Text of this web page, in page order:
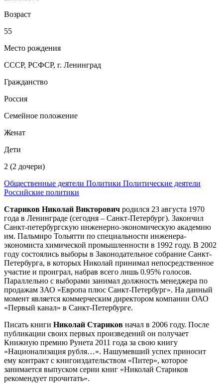
Возраст
55
Место рождения
СССР, РСФСР, г. Ленинград
Гражданство
Россия
Семейное положение
Женат
Дети
2 (2 дочери)
Общественные деятели Политики Политические деятели
Российские политики
Стариков Николай Викторович родился 23 августа 1970
года в Ленинграде (сегодня – Санкт-Петербург). Закончил
Санкт-петербургскую инженерно-экономическую академию
им. Пальмиро Тольятти по специальности инженера-
экономиста химической промышленности в 1992 году. В 2002
году состоялись выборы в Законодательное собрание Санкт-
Петербурга, в которых Николай принимал непосредственное
участие и проиграл, набрав всего лишь 0.95% голосов.
Параллельно с выборами занимал должность менеджера по
продажам ЗАО «Европа плюс Санкт-Петербург». На данный
момент является коммерческим директором компании ОАО
«Первый канал» в Санкт-Петербурге.
Писать книги Николай Стариков начал в 2006 году. После
публикации своих первых произведений он получает
Книжную премию Рунета 2011 года за свою книгу
«Национализация рубля…». Нашумевший успех приносит
ему контракт с книгоиздательством «Питер», которое
занимается выпуском серии книг «Николай Стариков
рекомендует прочитать».